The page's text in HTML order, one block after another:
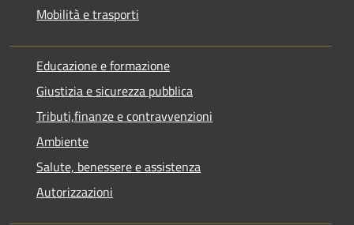
Mobilità e trasporti
Educazione e formazione
Giustizia e sicurezza pubblica
Tributi,finanze e contravvenzioni
Ambiente
Salute, benessere e assistenza
Autorizzazioni